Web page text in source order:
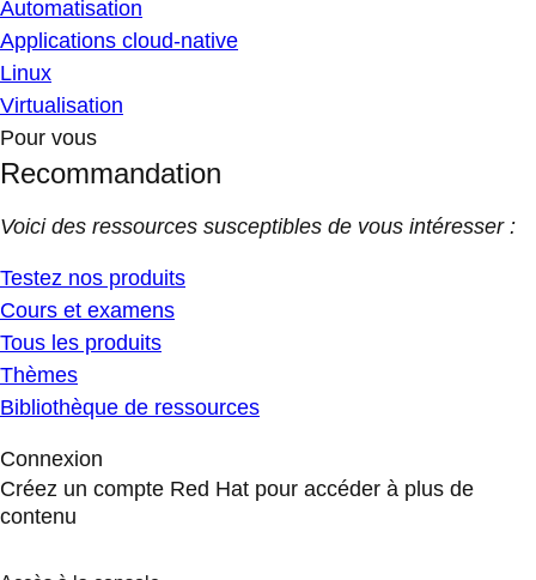
Automatisation
Applications cloud-native
Linux
Virtualisation
Pour vous
Recommandation
Voici des ressources susceptibles de vous intéresser :
Testez nos produits
Cours et examens
Tous les produits
Thèmes
Bibliothèque de ressources
Connexion
Créez un compte Red Hat pour accéder à plus de
contenu